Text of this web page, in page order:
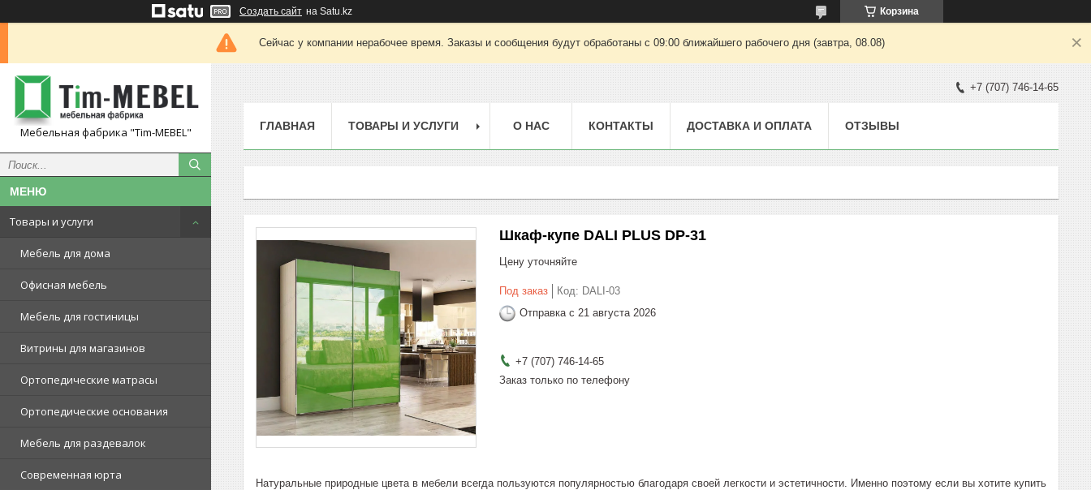
Создать сайт на Satu.kz Корзина
Сейчас у компании нерабочее время. Заказы и сообщения будут обработаны с 09:00 ближайшего рабочего дня (завтра, 08.08)
Мебельная фабрика "Tim-MEBEL"
Товары и услуги
Мебель для дома
Офисная мебель
Мебель для гостиницы
Витрины для магазинов
Ортопедические матрасы
Ортопедические основания
Мебель для раздевалок
Современная юрта
+7 (707) 746-14-65
ГЛАВНАЯ ТОВАРЫ И УСЛУГИ О НАС КОНТАКТЫ ДОСТАВКА И ОПЛАТА ОТЗЫВЫ
Шкаф-купе DALI PLUS DP-31
Цену уточняйте
Под заказ Код: DALI-03
Отправка с 21 августа 2026
+7 (707) 746-14-65
Заказ только по телефону
Натуральные природные цвета в мебели всегда пользуются популярностью благодаря своей легкости и эстетичности. Именно поэтому если вы хотите купить